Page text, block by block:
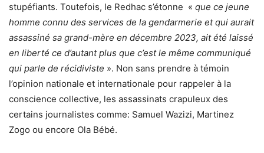
stupéfiants. Toutefois, le Redhac s’étonne « que ce jeune
homme connu des services de la gendarmerie et qui aurait
assassiné sa grand-mère en décembre 2023, ait été laissé
en liberté ce d’autant plus que c’est le même communiqué
qui parle de récidiviste ». Non sans prendre à témoin
l’opinion nationale et internationale pour rappeler à la
conscience collective, les assassinats crapuleux des
certains journalistes comme: Samuel Wazizi, Martinez
Zogo ou encore Ola Bébé.